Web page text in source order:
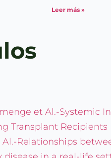
Leer más »
et Al.-
Transplant Recipients
Al.-Relationships